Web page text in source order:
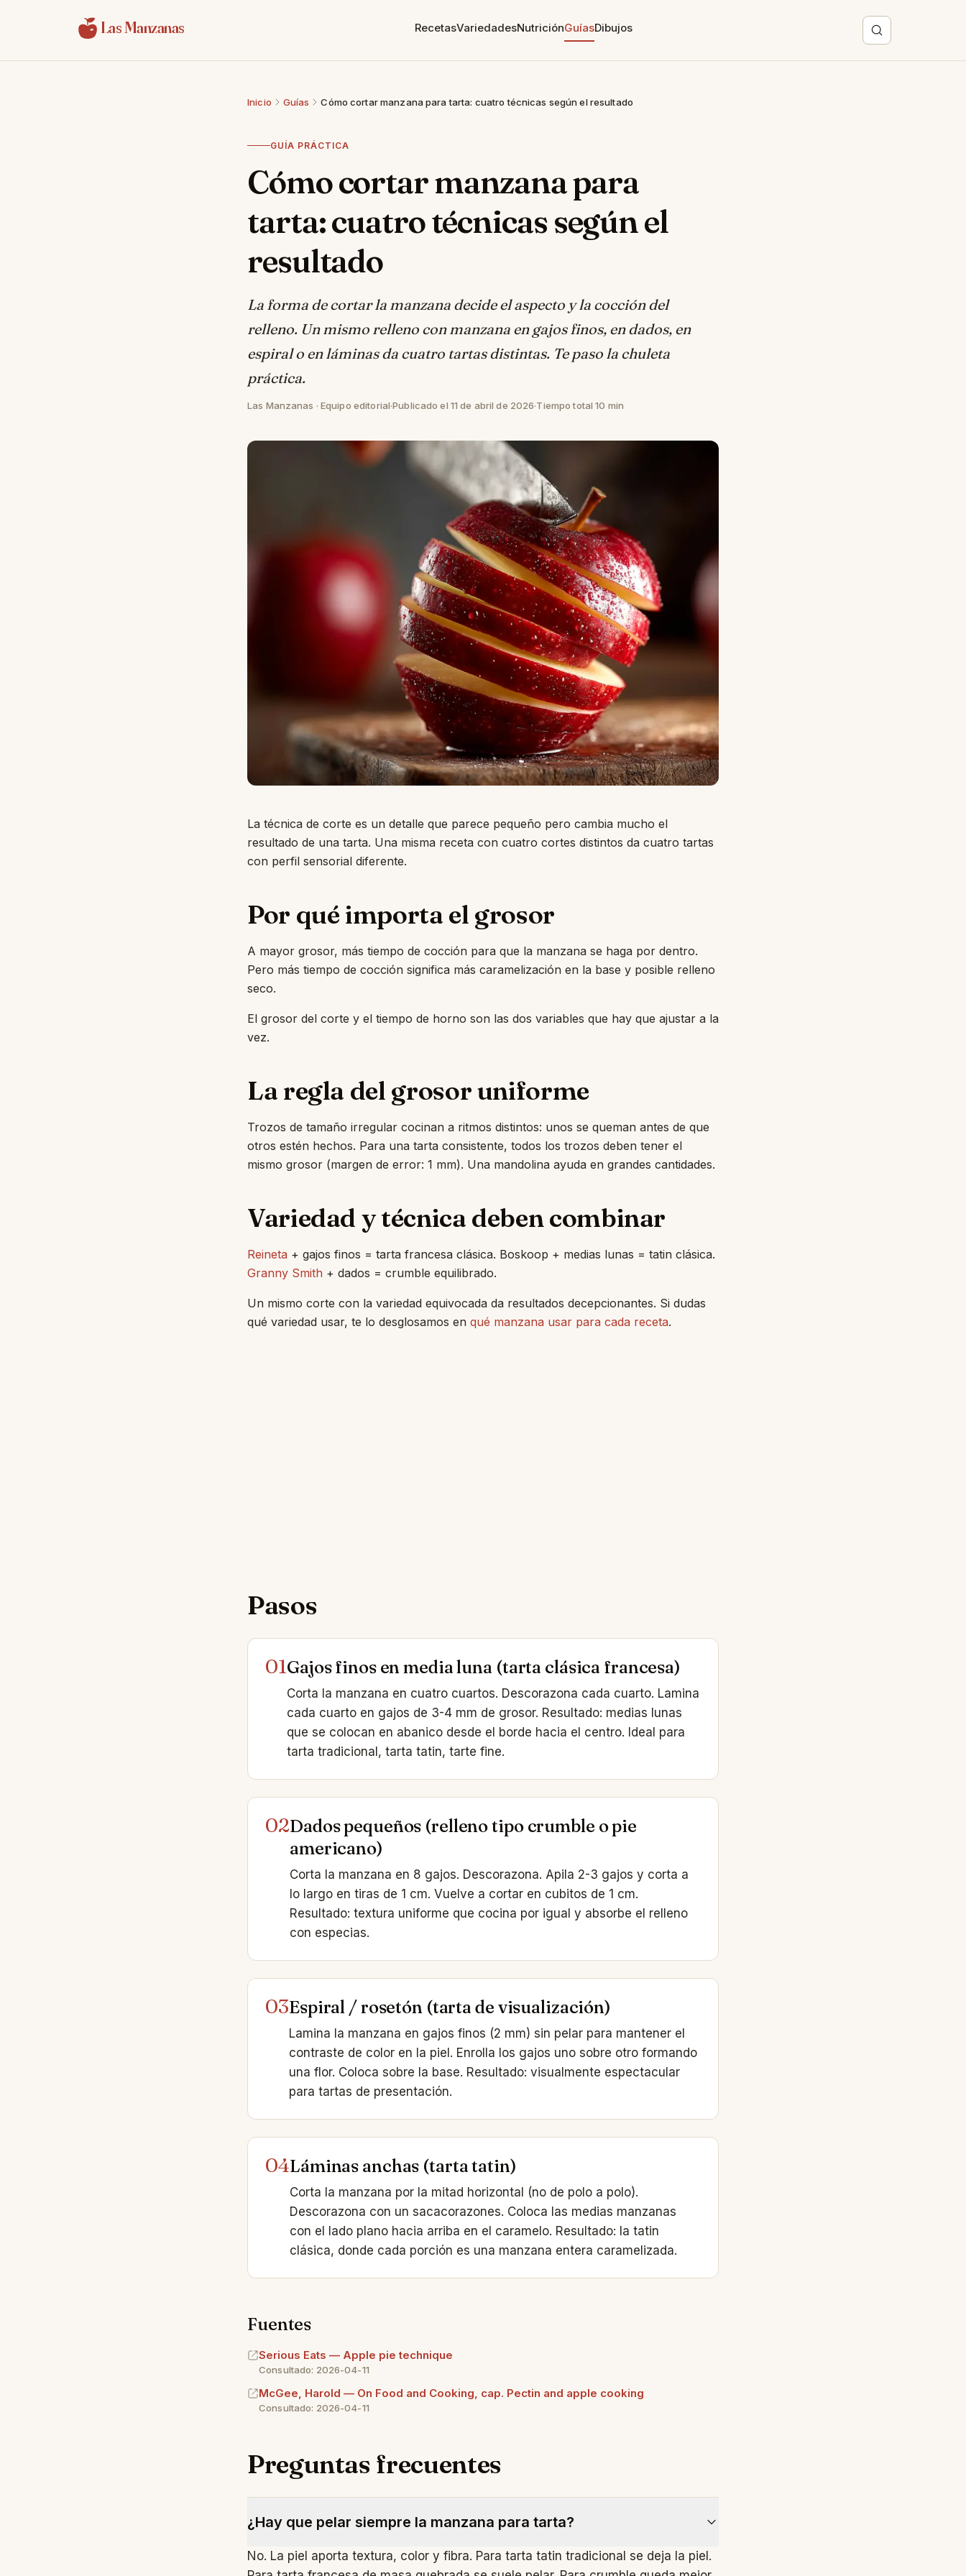
Las Manzanas RecetasVariedadesNutriciónGuíasDibujos
Inicio Guías Cómo cortar manzana para tarta: cuatro técnicas según el resultado
GUÍA PRÁCTICA
Cómo cortar manzana para
tarta: cuatro técnicas según el
resultado
La forma de cortar la manzana decide el aspecto y la cocción del
relleno. Un mismo relleno con manzana en gajos finos, en dados, en
espiral o en láminas da cuatro tartas distintas. Te paso la chuleta
práctica.
Las Manzanas · Equipo editorial·Publicado el 11 de abril de 2026·Tiempo total 10 min
La técnica de corte es un detalle que parece pequeño pero cambia mucho el
resultado de una tarta. Una misma receta con cuatro cortes distintos da cuatro tartas
con perfil sensorial diferente.
Por qué importa el grosor
A mayor grosor, más tiempo de cocción para que la manzana se haga por dentro.
Pero más tiempo de cocción significa más caramelización en la base y posible relleno
seco.
El grosor del corte y el tiempo de horno son las dos variables que hay que ajustar a la
vez.
La regla del grosor uniforme
Trozos de tamaño irregular cocinan a ritmos distintos: unos se queman antes de que
otros estén hechos. Para una tarta consistente, todos los trozos deben tener el
mismo grosor (margen de error: 1 mm). Una mandolina ayuda en grandes cantidades.
Variedad y técnica deben combinar
Reineta + gajos finos = tarta francesa clásica. Boskoop + medias lunas = tatin clásica.
Granny Smith + dados = crumble equilibrado.
Un mismo corte con la variedad equivocada da resultados decepcionantes. Si dudas
qué variedad usar, te lo desglosamos en qué manzana usar para cada receta.
Pasos
01Gajos finos en media luna (tarta clásica francesa)
Corta la manzana en cuatro cuartos. Descorazona cada cuarto. Lamina
cada cuarto en gajos de 3-4 mm de grosor. Resultado: medias lunas
que se colocan en abanico desde el borde hacia el centro. Ideal para
tarta tradicional, tarta tatin, tarte fine.
02Dados pequeños (relleno tipo crumble o pie
americano)
Corta la manzana en 8 gajos. Descorazona. Apila 2-3 gajos y corta a
lo largo en tiras de 1 cm. Vuelve a cortar en cubitos de 1 cm.
Resultado: textura uniforme que cocina por igual y absorbe el relleno
con especias.
03Espiral / rosetón (tarta de visualización)
Lamina la manzana en gajos finos (2 mm) sin pelar para mantener el
contraste de color en la piel. Enrolla los gajos uno sobre otro formando
una flor. Coloca sobre la base. Resultado: visualmente espectacular
para tartas de presentación.
04Láminas anchas (tarta tatin)
Corta la manzana por la mitad horizontal (no de polo a polo).
Descorazona con un sacacorazones. Coloca las medias manzanas
con el lado plano hacia arriba en el caramelo. Resultado: la tatin
clásica, donde cada porción es una manzana entera caramelizada.
Fuentes
Serious Eats — Apple pie technique
Consultado: 2026-04-11
McGee, Harold — On Food and Cooking, cap. Pectin and apple cooking
Consultado: 2026-04-11
Preguntas frecuentes
¿Hay que pelar siempre la manzana para tarta?
No. La piel aporta textura, color y fibra. Para tarta tatin tradicional se deja la piel.